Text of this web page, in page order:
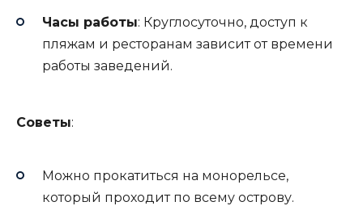
Часы работы: Круглосуточно, доступ к
пляжам и ресторанам зависит от времени
работы заведений.
Советы:
Можно прокатиться на монорельсе,
который проходит по всему острову.